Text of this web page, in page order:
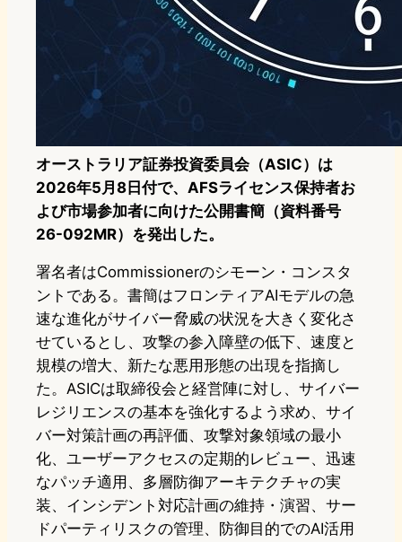
オーストラリア証券投資委員会（ASIC）は
2026年5月8日付で、AFSライセンス保持者お
よび市場参加者に向けた公開書簡（資料番号
26-092MR）を発出した。
署名者はCommissionerのシモーン・コンスタ
ントである。書簡はフロンティアAIモデルの急
速な進化がサイバー脅威の状況を大きく変化さ
せているとし、攻撃の参入障壁の低下、速度と
規模の増大、新たな悪用形態の出現を指摘し
た。ASICは取締役会と経営陣に対し、サイバー
レジリエンスの基本を強化するよう求め、サイ
バー対策計画の再評価、攻撃対象領域の最小
化、ユーザーアクセスの定期的レビュー、迅速
なパッチ適用、多層防御アーキテクチャの実
装、インシデント対応計画の維持・演習、サー
ドパーティリスクの管理、防御目的でのAI活用